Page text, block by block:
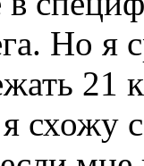
Но я
21
схожу